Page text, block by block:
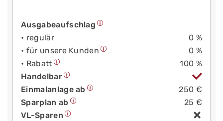
Ausgabeaufschlag
• regulär
0 %
• für unsere Kunden
0 %
• Rabatt
100 %
Handelbar
Einmalanlage ab
250 €
Sparplan ab
25 €
VL-Sparen